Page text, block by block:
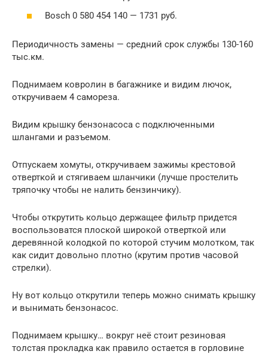
Bosch 0 580 454 140 — 1731 руб.
Периодичность замены — средний срок службы 130-160
тыс.км.
Поднимаем ковролин в багажнике и видим лючок,
откручиваем 4 самореза.
Видим крышку бензонасоса с подключенными
шлангами и разъемом.
Отпускаем хомуты, откручиваем зажимы крестовой
отверткой и стягиваем шланчики (лучше простелить
тряпочку чтобы не налить бензинчику).
Чтобы открутить кольцо держащее фильтр придется
воспользоватся плоской широкой отверткой или
деревянной колодкой по которой стучим молотком, так
как сидит довольно плотно (крутим против часовой
стрелки).
Ну вот кольцо открутили теперь можно снимать крышку
и вынимать бензонасос.
Поднимаем крышку… вокруг неё стоит резиновая
толстая прокладка как правило остается в горловине